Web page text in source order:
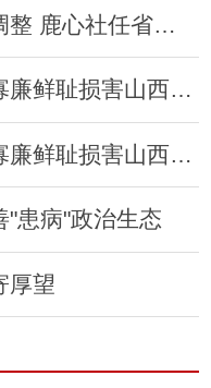
江西省委主要负责人职务调整 鹿心社任省委书记
山西日报：个别害群之马寡廉鲜耻损害山西形象
山西日报：个别害群之马寡廉鲜耻损害山西形象
"患病"政治生态
厚望